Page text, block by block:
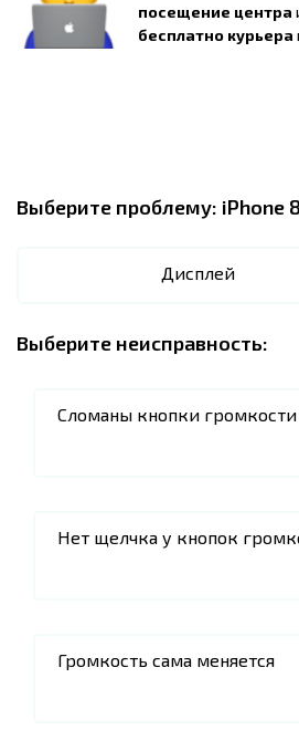
посещение центра
бесплатно курьера
Выберите проблему: iPhone 8
Дисплей
Выберите неисправность:
Сломаны кнопки громкости
Нет щелчка у кнопок
Громкость сама меняется